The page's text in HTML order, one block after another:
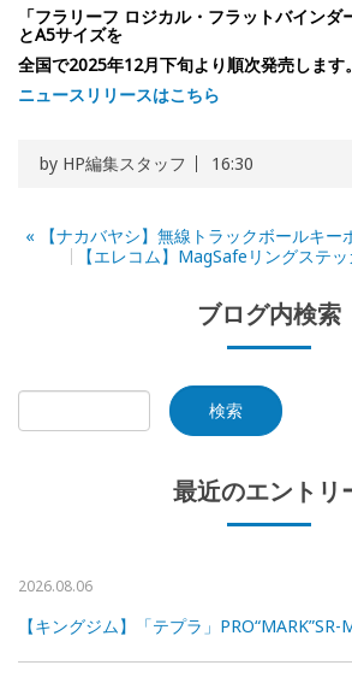
「フラリーフ ロジカル・フラットバイン
とA5サイズを
全国で2025年12月下旬より順次発売します。
ニュースリリースはこちら
by HP編集スタッフ 16:30
« 【ナカバヤシ】無線トラックボールキー
【エレコム】MagSafeリングステ
ブログ内検索
最近のエントリ
2026.08.06
【キングジム】「テプラ」PRO“MARK”SR-